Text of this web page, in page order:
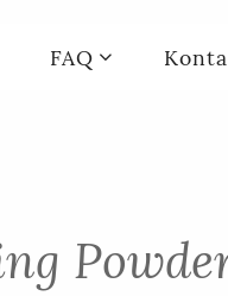
FAQ